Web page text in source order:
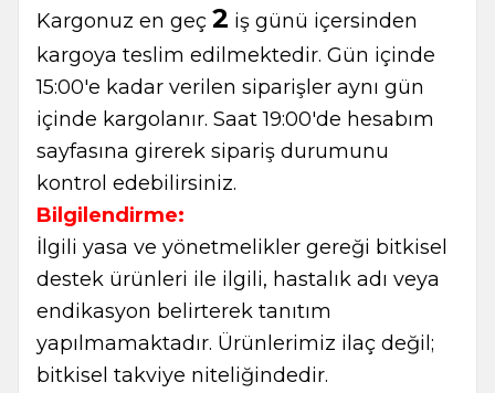
Kargonuz en geç 2 iş günü içersinden
kargoya teslim edilmektedir. Gün içinde
15:00'e kadar verilen siparişler aynı gün
içinde kargolanır. Saat 19:00'de hesabım
sayfasına girerek sipariş durumunu
kontrol edebilirsiniz.
Bilgilendirme:
İlgili yasa ve yönetmelikler gereği bitkisel
destek ürünleri ile ilgili, hastalık adı veya
endikasyon belirterek tanıtım
yapılmamaktadır. Ürünlerimiz ilaç değil;
bitkisel takviye niteliğindedir.